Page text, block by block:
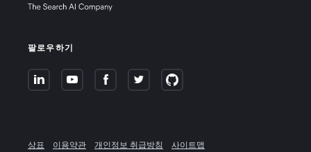
팔로우하기
상표 이용약관 개인정보 취급방침 사이트맵